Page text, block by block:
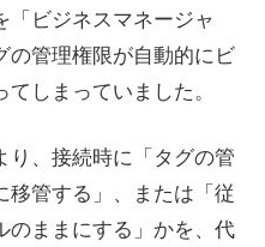
「ビジネスマネージャ
の管理権限が自動的にビ
しまっていました。
り、接続時に「タグの管
管する」、または「従
のままにする」かを、代